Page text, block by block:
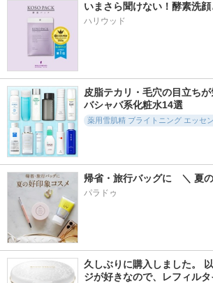
いまさら聞けない！酵素洗
ハリウッド
皮脂テカリ・毛穴の目立ち
バシャバ系化粧水14選
薬用雪肌精 ブライトニング エッセ
帰省・旅行バッグに　＼ 夏
パラドゥ
久しぶりに購入しました。
ジが好きなので、レフィル